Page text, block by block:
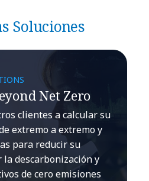
Soluciones
Net Zero
clientes a calcular su
extremo a extremo y
para reducir su
descarbonización y
de cero emisiones